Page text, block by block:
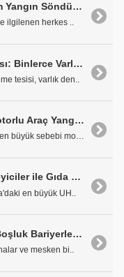
ISPFIRE SAPFIR Otonom Yangın Söndürme Sistemleri
ilgilenen herkes ..
Brady'den Vaka Çalışması: Binlerce Varlık Denetlemelerini Kolayca Yönetme
tesisi, varlık den..
ISPFIRE Modülleri ile Motorlu Araç Yangınlarına Çözümler
Motorlu araçlarda yangınların en büyük sebebi moto..
Brady'den: Boru İşaretleyiciler ile Gıda ve Personel Güvenliğini Artırın (Vaka çalışması)
en büyük UH..
SİKA Doğrusal Derzler, Boşluk Bariyerleri ve Geçme Yeri Sızdırmazlık Malzemeleri
ve mesken bi..